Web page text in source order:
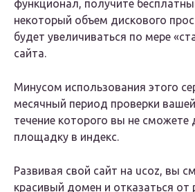
функционал, получите
некоторый объем дискового
будет увеличиваться по мере
сайта.
Минусом использования этого
месячный период проверки
течение которого вы не сможете
площадку в индекс.
Развивая свой сайт на ucoz, вы
красивый домен и отказаться от